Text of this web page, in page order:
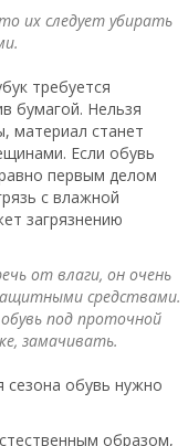
их следует убирать
требуется
бумагой. Нельзя
материал станет
Если обувь
первым делом
с влажной
загрязнению
от влаги, он очень
средствами.
под проточной
замачивать.
сезона обувь нужно
образом,